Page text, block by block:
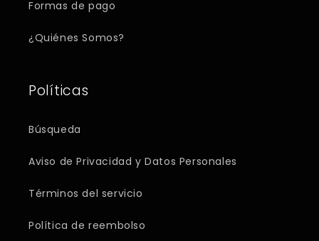
Formas de pago
¿Quiénes Somos?
Políticas
Búsqueda
Aviso de Privacidad y Datos Personales
Términos del servicio
Política de reembolso